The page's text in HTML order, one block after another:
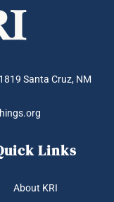
Santa Cruz, NM
Links
About KRI